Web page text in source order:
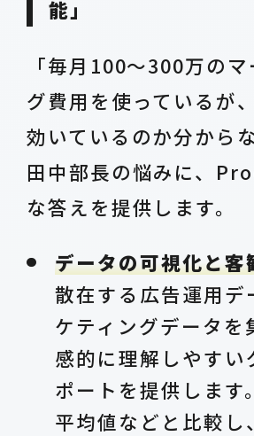
能」
「毎月100〜300万の
グ費用を使っているが
効いているのか分から
田中部長の悩みに、
な答えを提供します。
データの可視化と
散在する広告運用デ
ケティングデータを
感的に理解しやすい
ポートを提供します
平均値などと比較し